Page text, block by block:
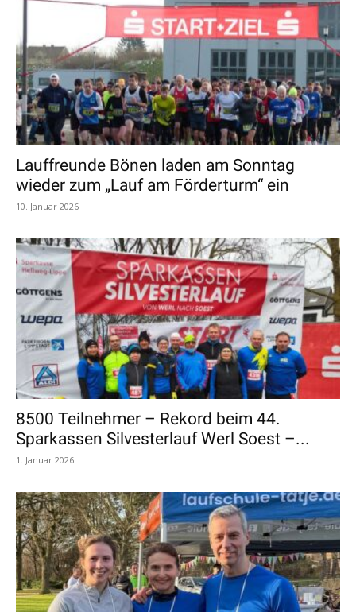
Lauffreunde Bönen laden am Sonntag
wieder zum „Lauf am Förderturm“ ein
10. Januar 2026
8500 Teilnehmer – Rekord beim 44.
Sparkassen Silvesterlauf Werl Soest –...
1. Januar 2026